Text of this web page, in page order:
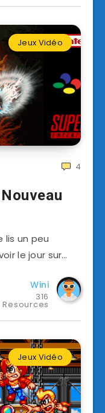
Jeux Vidéo
4
lis un peu
le jour sur…
Wini
316
Resources
Jeux Vidéo